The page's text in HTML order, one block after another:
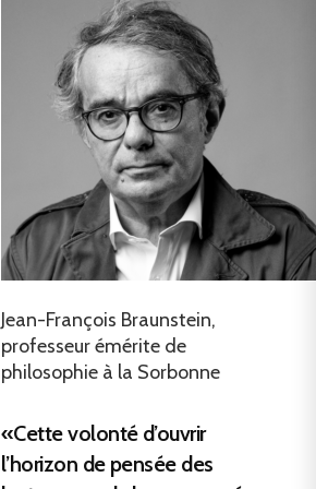
Jean-François Braunstein,
professeur émérite de
philosophie à la Sorbonne
«Cette volonté d’ouvrir
l’horizon de pensée des